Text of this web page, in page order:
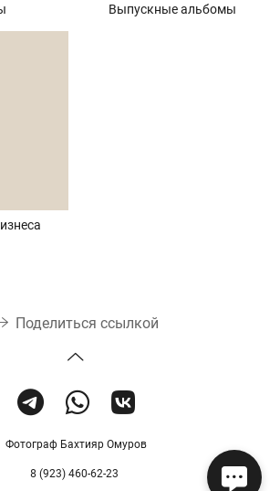
Выпускные альбомы
Поделиться ссылкой
Фотограф Бахтияр Омуров
8 (923) 460-62-23